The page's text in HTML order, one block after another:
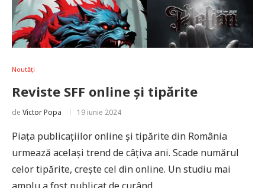
Noutăți
Reviste SFF online și tipărite
de Victor Popa 19 iunie 2024
Piața publicațiilor online și tipărite din România
urmează același trend de câțiva ani. Scade numărul
celor tipărite, crește cel din online. Un studiu mai